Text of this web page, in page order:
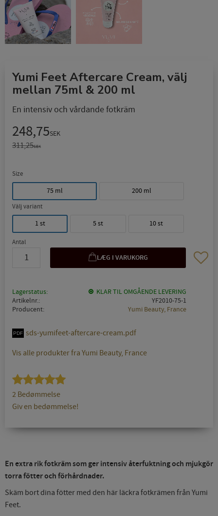
Yumi Feet Aftercare Cream, välj
mellan 75ml & 200 ml
En intensiv och vårdande fotkräm
Nedsat pris:
248,75SEK
Original pris:
311,25SEK
Size
75 ml 200 ml
Välj variant
1 st 5 st 10 st
Antal
Gem
Lagerstatus
KLAR TIL OMGÅENDE LEVERING
Artikelnr.
YF2010-75-1
Producent
Yumi Beauty, France
sds-yumifeet-aftercare-cream.pdf
Vis alle produkter fra Yumi Beauty, France
2 Bedømmelse
Giv en bedømmelse!
En extra rik fotkräm som ger intensiv återfuktning och mjukgör
torra fötter och förhårdnader.
Skäm bort dina fötter med den här läckra fotkrämen från Yumi
Feet.